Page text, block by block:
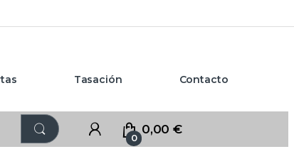
Tasación Contacto
0
0,00€